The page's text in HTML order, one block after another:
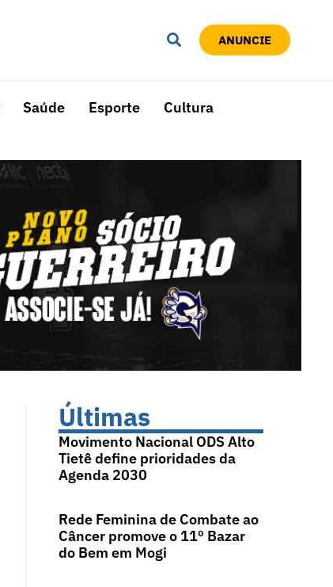
ANUNCIE
Saúde Esporte Cultura
Últimas
Movimento Nacional ODS Alto
Tietê define prioridades da
Agenda 2030
Rede Feminina de Combate ao
Câncer promove o 11º Bazar
do Bem em Mogi